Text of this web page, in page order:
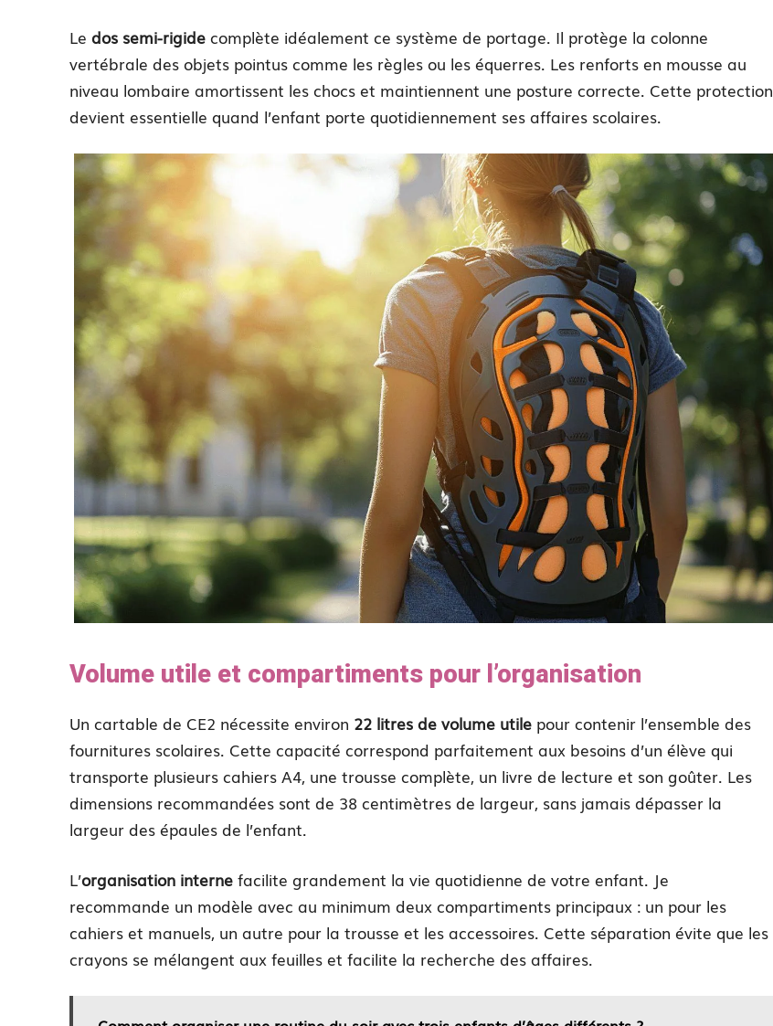
Le dos semi-rigide complète idéalement ce système de portage. Il protège la colonne
vertébrale des objets pointus comme les règles ou les équerres. Les renforts en mousse au
niveau lombaire amortissent les chocs et maintiennent une posture correcte. Cette protection
devient essentielle quand l’enfant porte quotidiennement ses affaires scolaires.
Volume utile et compartiments pour l’organisation
Un cartable de CE2 nécessite environ 22 litres de volume utile pour contenir l’ensemble des
fournitures scolaires. Cette capacité correspond parfaitement aux besoins d’un élève qui
transporte plusieurs cahiers A4, une trousse complète, un livre de lecture et son goûter. Les
dimensions recommandées sont de 38 centimètres de largeur, sans jamais dépasser la
largeur des épaules de l’enfant.
L’organisation interne facilite grandement la vie quotidienne de votre enfant. Je
recommande un modèle avec au minimum deux compartiments principaux : un pour les
cahiers et manuels, un autre pour la trousse et les accessoires. Cette séparation évite que les
crayons se mélangent aux feuilles et facilite la recherche des affaires.